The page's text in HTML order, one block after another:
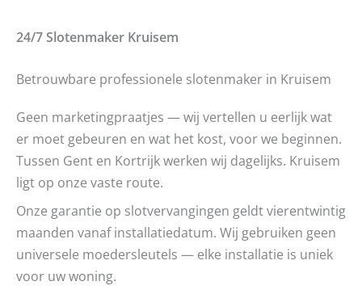
24/7 Slotenmaker Kruisem
Betrouwbare professionele slotenmaker in Kruisem
Geen marketingpraatjes — wij vertellen u eerlijk wat
er moet gebeuren en wat het kost, voor we beginnen.
Tussen Gent en Kortrijk werken wij dagelijks. Kruisem
ligt op onze vaste route.
Onze garantie op slotvervangingen geldt vierentwintig
maanden vanaf installatiedatum. Wij gebruiken geen
universele moedersleutels — elke installatie is uniek
voor uw woning.